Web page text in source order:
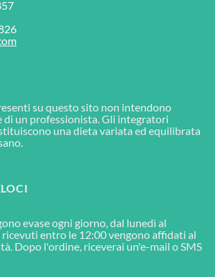
su questo sito non intendono
di un professionista. Gli integratori
una dieta variata ed equilibrata
evase ogni giorno, dal lunedì al
entro le 12:00 vengono affidati al
Dopo l'ordine, riceverai un'e-mail o SMS